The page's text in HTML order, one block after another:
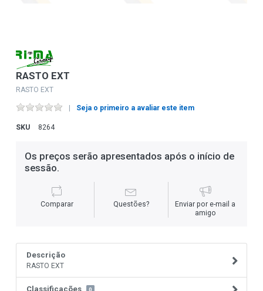
RASTO EXT
RASTO EXT
Seja o primeiro a avaliar este item
SKU 8264
Os preços serão apresentados após o início de
sessão.
Comparar Questões?
Enviar por e-mail a
amigo
Descrição
RASTO EXT
Classificações 0